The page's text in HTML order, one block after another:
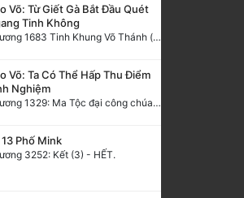
Võ: Từ Giết Gà Bắt Đầu Quét
Tinh Không
Chương 1683 Tinh Khung Võ Thánh (Hết)
Võ: Ta Có Thể Hấp Thu Điểm
Nghiệm
Chương 1329: Ma Tộc đại công chúa Thương Nguyệt
13 Phố Mink
3252: Kết (3) - HẾT.